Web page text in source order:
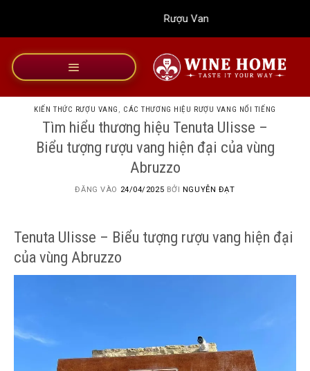
dung
Rượu Vang Wine Home
KIẾN THỨC RƯỢU VANG , CÁC THƯƠNG HIỆU RƯỢU VANG NỔI TIẾNG
Tìm hiểu thương hiệu Tenuta Ulisse –
Biểu tượng rượu vang hiện đại của vùng
Abruzzo
ĐĂNG VÀO 24/04/2025 BỞI NGUYỄN ĐẠT
Tenuta Ulisse – Biểu tượng rượu vang hiện đại
của vùng Abruzzo